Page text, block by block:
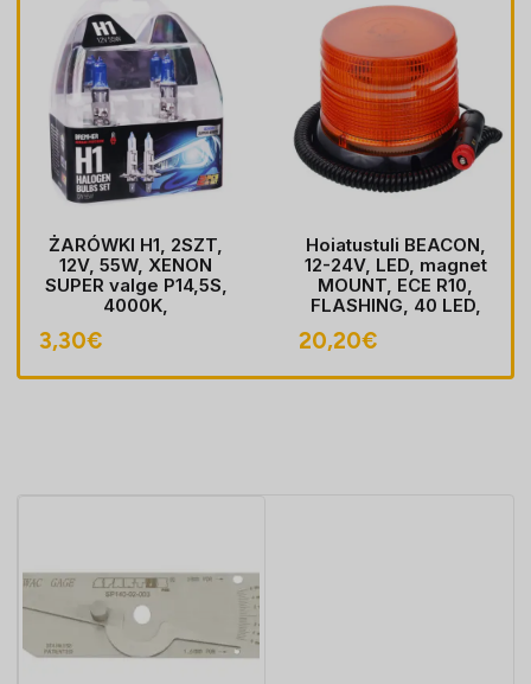
ŻARÓWKI H1, 2SZT,
12V, 55W, XENON
SUPER valge P14,5S,
4000K,
3,30€
Hoiatustuli BEACON,
12-24V, LED, magnet
MOUNT, ECE R10,
FLASHING, 40 LED,
sobib LIGHTER pesa
20,20€